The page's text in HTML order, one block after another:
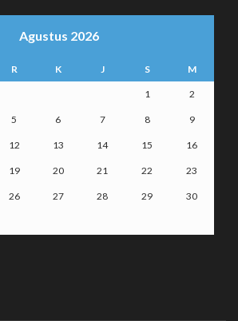
Agustus 2026
R K J S M
1 2
5 6 7 8 9
12 13 14 15 16
19 20 21 22 23
26 27 28 29 30